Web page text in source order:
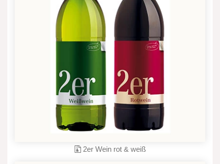
2er Wein rot & weiß